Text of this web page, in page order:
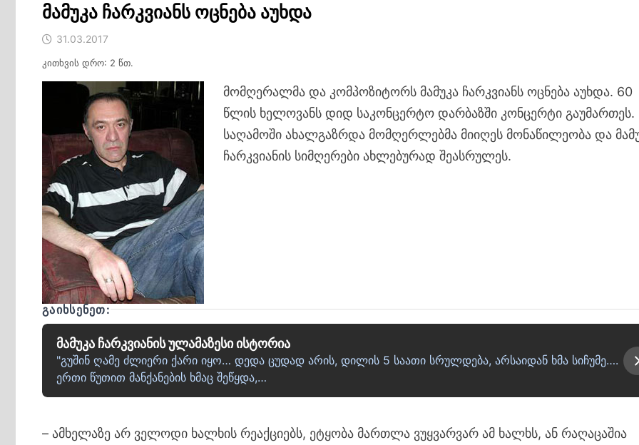
მამუკა ჩარკვიანს ოცნება აუხდა
31.03.2017
კითხვის დრო: 2 წთ.
მომღერალმა და კომპოზიტორს მამუკა ჩარკვიანს ოცნება აუხდა. 60
წლის ხელოვანს დიდ საკონცერტო დარბაზში კონცერტი გაუმართეს.
საღამოში ახალგაზრდა მომღერლებმა მიიღეს მონაწილეობა და
ჩარკვიანის სიმღერები ახლებურად შეასრულეს.
ᲒᲐᲘᲮᲡᲔᲜᲔᲗ:
მამუკა ჩარკვიანის ულამაზესი ისტორია
"გუშინ ღამე ძლიერი ქარი იყო… დედა ცუდად არის, დილის 5 საათი სრულდება, არსაიდან ხმა სიჩუმე….
ერთი წუთით მანქანების ხმაც შეწყდა,…
– ამხელაზე არ ველოდი ხალხის რეაქციებს, ეტყობა მართლა ვუყვარვარ ამ ხალხს, ან რაღაცაშია